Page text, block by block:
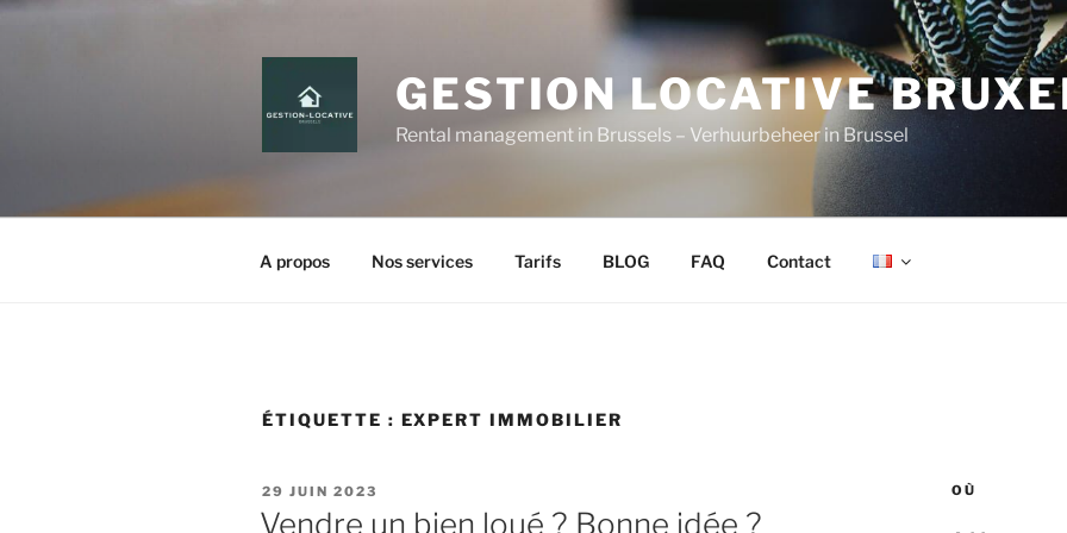
Aller
GESTION LOCATIVE
Rental management in Brussels – Verhuurbeheer in Brussel
A propos Nos services Tarifs BLOG FAQ Contact
ÉTIQUETTE : EXPERT IMMOBILIER
PUBLIÉ
LE
29 JUIN 2023
Vendre un bien loué ? Bonne idée ?
OÙ